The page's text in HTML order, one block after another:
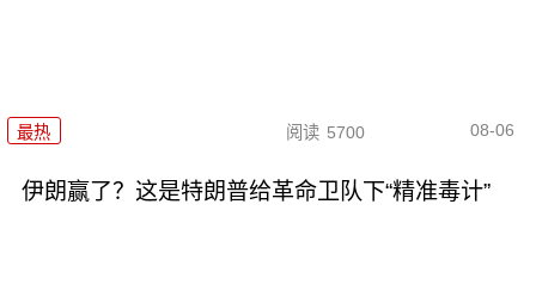
最热 阅读 5700 08-06
伊朗赢了？这是特朗普给革命卫队下“精准毒计”